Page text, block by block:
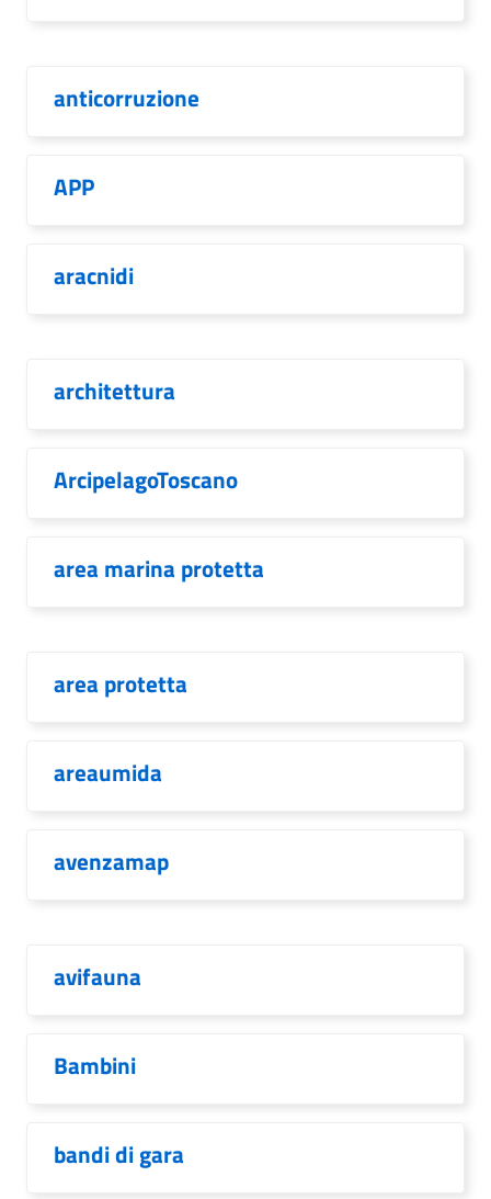
anticorruzione
APP
aracnidi
architettura
ArcipelagoToscano
area marina protetta
area protetta
areaumida
avenzamap
avifauna
Bambini
bandi di gara